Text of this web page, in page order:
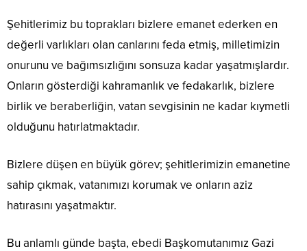
Şehitlerimiz bu toprakları bizlere emanet ederken en
değerli varlıkları olan canlarını feda etmiş, milletimizin
onurunu ve bağımsızlığını sonsuza kadar yaşatmışlardır.
Onların gösterdiği kahramanlık ve fedakarlık, bizlere
birlik ve beraberliğin, vatan sevgisinin ne kadar kıymetli
olduğunu hatırlatmaktadır.
Bizlere düşen en büyük görev; şehitlerimizin emanetine
sahip çıkmak, vatanımızı korumak ve onların aziz
hatırasını yaşatmaktır.
Bu anlamlı günde başta, ebedi Başkomutanımız Gazi